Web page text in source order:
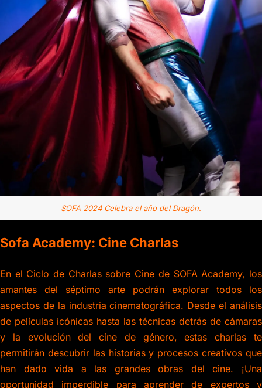
SOFA 2024 Celebra el año del Dragón.
Sofa Academy: Cine Charlas
En el Ciclo de Charlas sobre Cine de SOFA Academy, los
amantes del séptimo arte podrán explorar todos los
aspectos de la industria cinematográfica. Desde el análisis
de películas icónicas hasta las técnicas detrás de cámaras
y la evolución del cine de género, estas charlas te
permitirán descubrir las historias y procesos creativos que
han dado vida a las grandes obras del cine. ¡Una
oportunidad imperdible para aprender de expertos y